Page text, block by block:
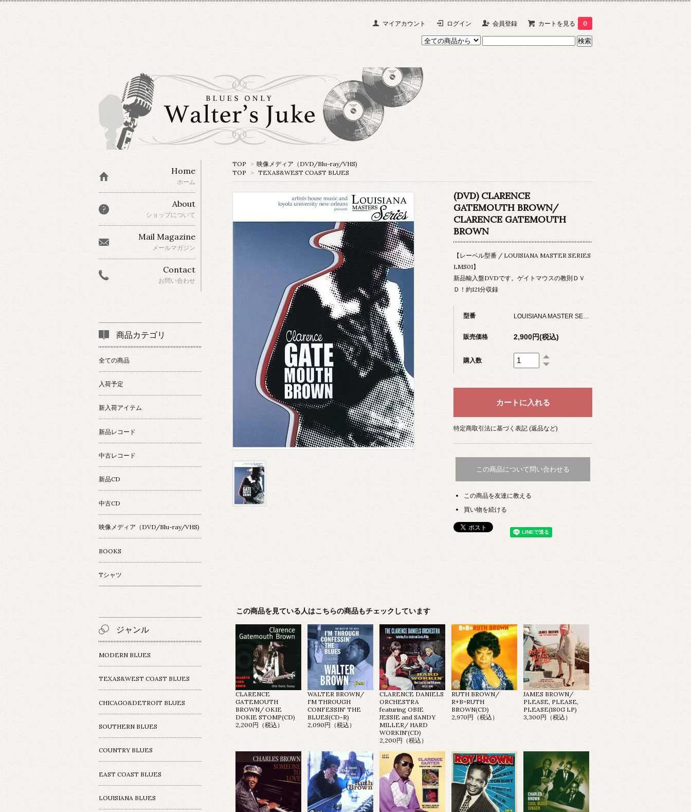
マイアカウント ログイン 会員登録 カートを見る 0
TOP > 映像メディア（DVD/Blu-ray/VHS)
TOP
> TEXAS&WEST COAST BLUES
(DVD) CLARENCE
GATEMOUTH BROWN/
CLARENCE GATEMOUTH
BROWN
【レーベル型番 / LOUISIANA MASTER SERIES
LMS01】
新品輸入盤DVDです。ゲイトマウスの教則ＤＶ
Ｄ！約121分収録
型番
販売価格 2,900円(税込)
購入数
特定商取引法に基づく表記 (返品など)
この商品について問い合わせる
この商品を友達に教える
買い物を続ける
この商品を見ている人はこちらの商品もチェックしています
CLARENCE
GATEMOUTH
BROWN/ OKIE
DOKIE STOMP(CD)
2,200円（税込）
WALTER BROWN/
I'M THROUGH
CONFESSIN' THE
BLUES(CD-R)
2,090円（税込）
CLARENCE DANIELS
ORCHESTRA
featuring OBIE
JESSIE and SANDY
MILLER/ HARD
WORKIN'(CD)
2,200円（税込）
RUTH BROWN/
R+B=RUTH
BROWN(CD)
2,970円（税込）
JAMES BROWN/
PLEASE, PLEASE,
PLEASE(180G LP)
3,300円（税込）
Home
ホーム
About
ショップについて
Mail Magazine
メールマガジン
Contact
お問い合わせ
商品カテゴリ
全ての商品
入荷予定
新入荷アイテム
新品レコード
中古レコード
新品CD
中古CD
映像メディア（DVD/Blu-ray/VHS)
BOOKS
Tシャツ
ジャンル
MODERN BLUES
TEXAS&WEST COAST BLUES
CHICAGO&DETROIT BLUES
SOUTHERN BLUES
COUNTRY BLUES
EAST COAST BLUES
LOUISIANA BLUES